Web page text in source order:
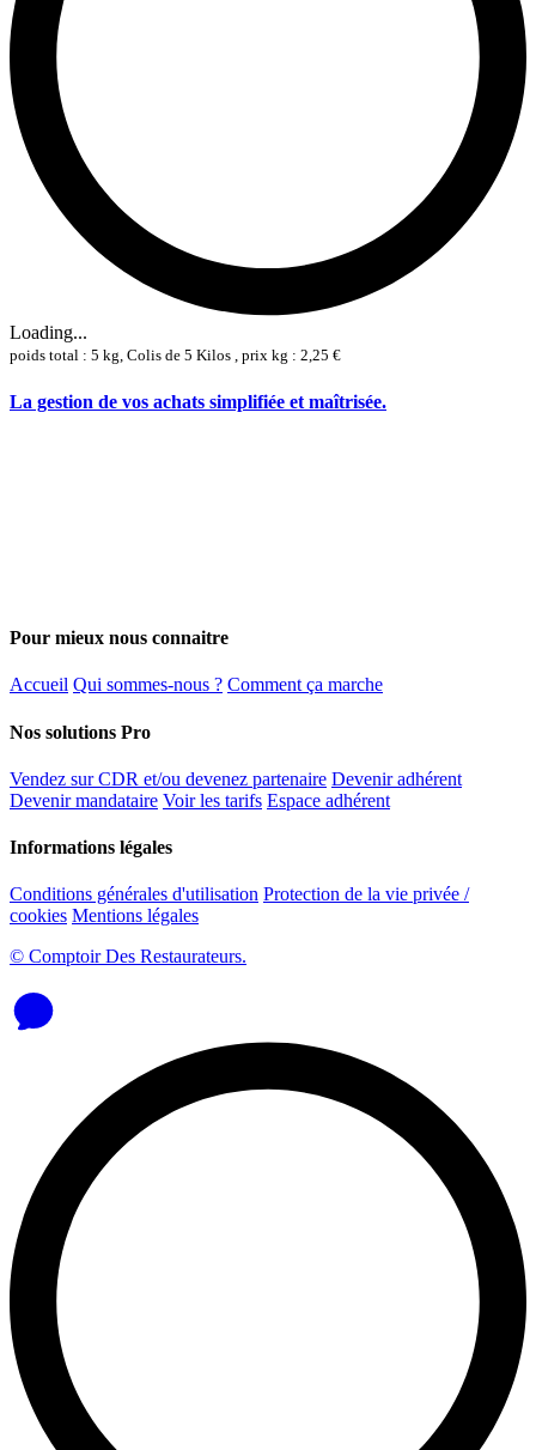
Loading...
poids total : 5 kg, Colis de 5 Kilos , prix kg : 2,25 €
La gestion de vos achats simplifiée et maîtrisée.
Pour mieux nous connaitre
Accueil Qui sommes-nous ? Comment ça marche
Nos solutions Pro
Vendez sur CDR et/ou devenez partenaire Devenir adhérent
Devenir mandataire Voir les tarifs Espace adhérent
Informations légales
Conditions générales d'utilisation Protection de la vie privée /
cookies Mentions légales
© Comptoir Des Restaurateurs.